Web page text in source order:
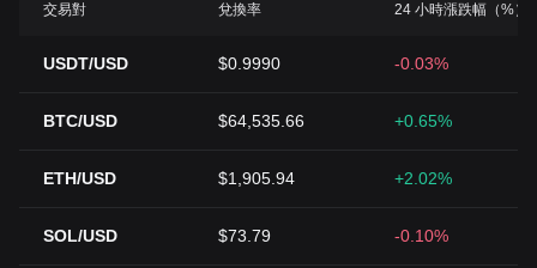
交易對 兌換率 24 小時漲跌幅（%）
USDT/USD $0.9990 -0.03%
BTC/USD $64,535.66 +0.65%
ETH/USD $1,905.94 +2.02%
SOL/USD $73.79 -0.10%